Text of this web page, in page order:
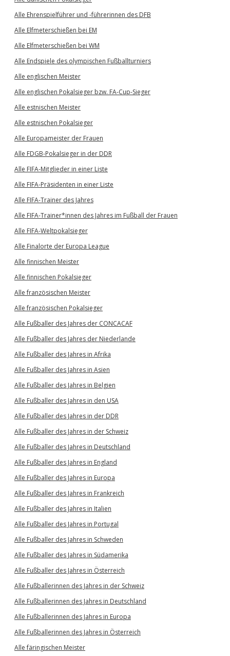
Alle Ehrenspielführer und -führerinnen des DFB
Alle Elfmeterschießen bei EM
Alle Elfmeterschießen bei WM
Alle Endspiele des olympischen Fußballturniers
Alle englischen Meister
Alle englischen Pokalsieger bzw. FA-Cup-Sieger
Alle estnischen Meister
Alle estnischen Pokalsieger
Alle Europameister der Frauen
Alle FDGB-Pokalsieger in der DDR
Alle FIFA-Mitglieder in einer Liste
Alle FIFA-Präsidenten in einer Liste
Alle FIFA-Trainer des Jahres
Alle FIFA-Trainer*innen des Jahres im Fußball der Frauen
Alle FIFA-Weltpokalsieger
Alle Finalorte der Europa League
Alle finnischen Meister
Alle finnischen Pokalsieger
Alle französischen Meister
Alle französischen Pokalsieger
Alle Fußballer des Jahres der CONCACAF
Alle Fußballer des Jahres der Niederlande
Alle Fußballer des Jahres in Afrika
Alle Fußballer des Jahres in Asien
Alle Fußballer des Jahres in Belgien
Alle Fußballer des Jahres in den USA
Alle Fußballer des Jahres in der DDR
Alle Fußballer des Jahres in der Schweiz
Alle Fußballer des Jahres in Deutschland
Alle Fußballer des Jahres in England
Alle Fußballer des Jahres in Europa
Alle Fußballer des Jahres in Frankreich
Alle Fußballer des Jahres in Italien
Alle Fußballer des Jahres in Portugal
Alle Fußballer des Jahres in Schweden
Alle Fußballer des Jahres in Südamerika
Alle Fußballer des Jahres in Österreich
Alle Fußballerinnen des Jahres in der Schweiz
Alle Fußballerinnen des Jahres in Deutschland
Alle Fußballerinnen des Jahres in Europa
Alle Fußballerinnen des Jahres in Österreich
Alle färingischen Meister